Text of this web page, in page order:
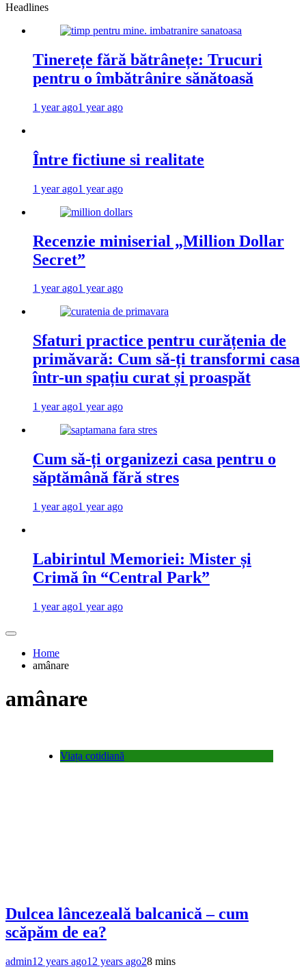
Headlines
Tinerețe fără bătrânețe: Trucuri
pentru o îmbătrânire sănătoasă
1 year ago1 year ago
Între fictiune si realitate
1 year ago1 year ago
Recenzie miniserial „Million Dollar
Secret”
1 year ago1 year ago
Sfaturi practice pentru curățenia de
primăvară: Cum să-ți transformi casa
într-un spațiu curat și proaspăt
1 year ago1 year ago
Cum să-ți organizezi casa pentru o
săptămână fără stres
1 year ago1 year ago
Labirintul Memoriei: Mister și
Crimă în “Central Park”
1 year ago1 year ago
Home
amânare
amânare
Viața cotidiană
Dulcea lâncezeală balcanică – cum
scăpăm de ea?
admin12 years ago12 years ago28 mins